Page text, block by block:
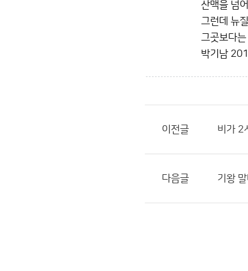
산맥을 넘
그런데 뉴
그곳보다
박기남
이전글 비가 2
다음글 기왕